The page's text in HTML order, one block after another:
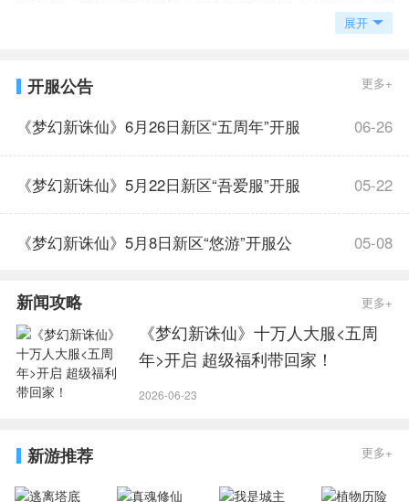
月卡、绑元等惊喜放送，更有限时自由转职周无限次免费转职。更多精彩，敬
展开
开服公告 更多+
《梦幻新诛仙》6月26日新区“五周年”开服
公告
06-26
《梦幻新诛仙》5月22日新区“吾爱服”开服
公告
05-22
《梦幻新诛仙》5月8日新区“悠游”开服公
告
05-08
新闻攻略 更多+
《梦幻新诛仙》十万人大服<五周
年>开启 超级福利带回家！
2026-06-23
新游推荐 更多+